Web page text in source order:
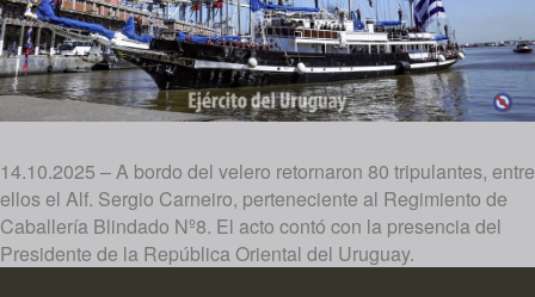
14.10.2025 – A bordo del velero retornaron 80 tripulantes, entre
ellos el Alf. Sergio Carneiro, perteneciente al Regimiento de
Caballería Blindado Nº8. El acto contó con la presencia del
Presidente de la República Oriental del Uruguay.